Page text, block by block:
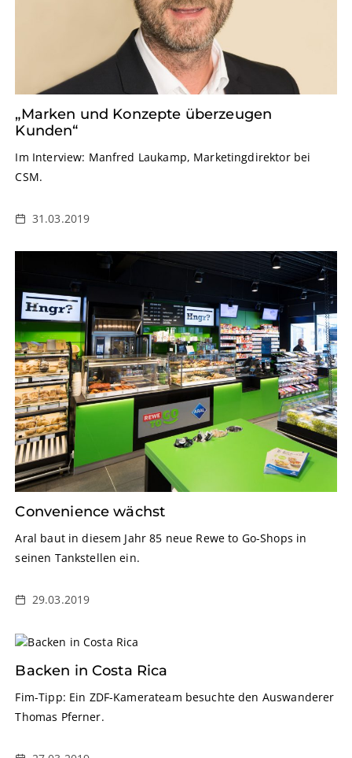
„Marken und Konzepte überzeugen
Kunden“
Im Interview: Manfred Laukamp, Marketingdirektor bei
CSM.
31.03.2019
Convenience wächst
Aral baut in diesem Jahr 85 neue Rewe to Go-Shops in
seinen Tankstellen ein.
29.03.2019
Backen in Costa Rica
Fim-Tipp: Ein ZDF-Kamerateam besuchte den Auswanderer
Thomas Pferner.